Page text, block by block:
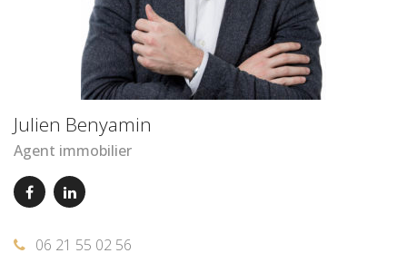
Julien Benyamin
Agent immobilier
06 21 55 02 56